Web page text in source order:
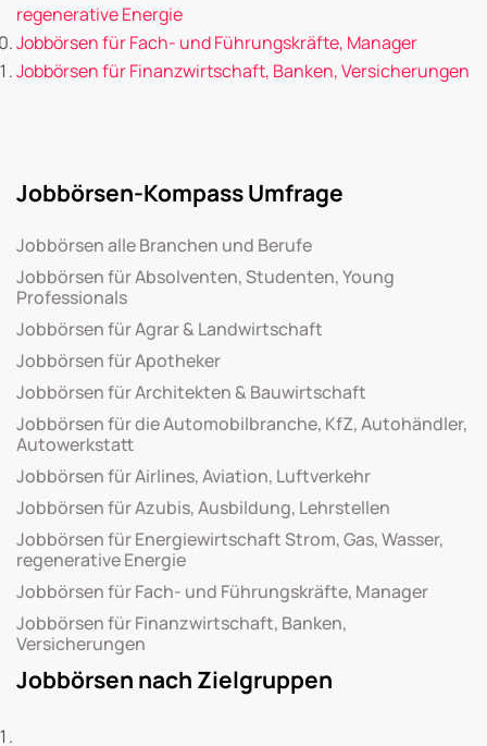
regenerative Energie
Jobbörsen für Fach- und Führungskräfte, Manager
Jobbörsen für Finanzwirtschaft, Banken, Versicherungen
Jobbörsen-Kompass Umfrage
Jobbörsen alle Branchen und Berufe
Jobbörsen für Absolventen, Studenten, Young
Professionals
Jobbörsen für Agrar & Landwirtschaft
Jobbörsen für Apotheker
Jobbörsen für Architekten & Bauwirtschaft
Jobbörsen für die Automobilbranche, KfZ, Autohändler,
Autowerkstatt
Jobbörsen für Airlines, Aviation, Luftverkehr
Jobbörsen für Azubis, Ausbildung, Lehrstellen
Jobbörsen für Energiewirtschaft Strom, Gas, Wasser,
regenerative Energie
Jobbörsen für Fach- und Führungskräfte, Manager
Jobbörsen für Finanzwirtschaft, Banken,
Versicherungen
Jobbörsen nach Zielgruppen